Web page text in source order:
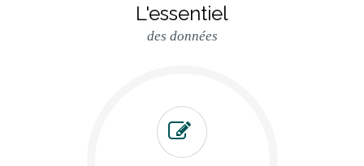
L'essentiel
des données